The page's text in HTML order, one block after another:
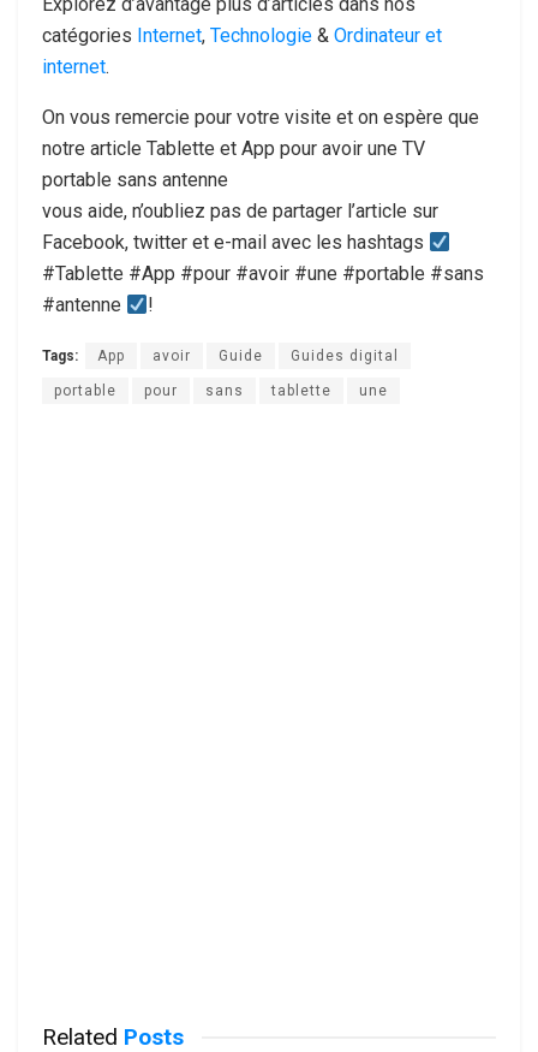
catégories Internet, Technologie & Ordinateur et
internet.
On vous remercie pour votre visite et on espère que
notre article Tablette et App pour avoir une TV
portable sans antenne
vous aide, n’oubliez pas de partager l’article sur
Facebook, twitter et e-mail avec les hashtags
#Tablette #App #pour #avoir #une #portable #sans
#antenne
!
Tags: App avoir Guide Guides digital
portable pour sans tablette une
Related Posts